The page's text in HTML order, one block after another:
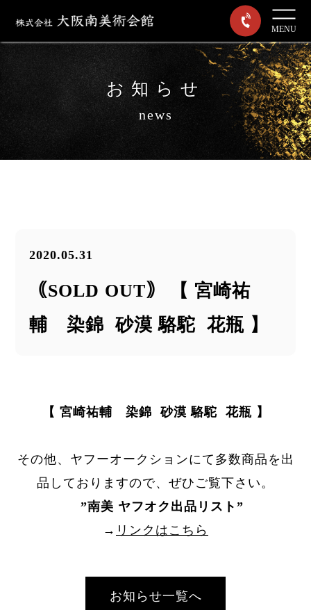
MENU
お知らせ
news
2020.05.31
｟SOLD OUT｠ 【 宮崎祐
輔 染錦 砂漠 駱駝 花瓶 】
【 宮崎祐輔 染錦 砂漠 駱駝 花瓶 】
その他、ヤフーオークションにて多数商品を出
品しておりますので、ぜひご覧下さい。
”南美 ヤフオク出品リスト ”
→ リンクはこちら
お知らせ一覧へ